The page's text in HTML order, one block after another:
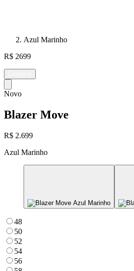
Azul Marinho
R$ 2699
Novo
Blazer Move
R$ 2.699
Azul Marinho
48
50
52
54
56